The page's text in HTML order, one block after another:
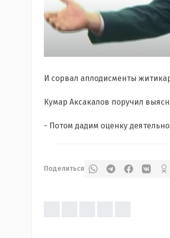
И сорвал аплодисменты
Кумар Аксакалов поручил
- Потом дадим оценку
Поделиться